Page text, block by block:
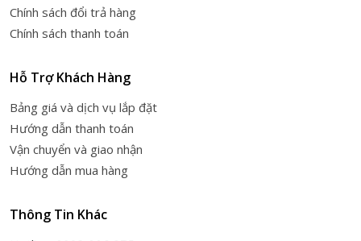
Chính sách đổi trả hàng
Chính sách thanh toán
Hỗ Trợ Khách Hàng
Bảng giá và dịch vụ lắp đặt
Hướng dẫn thanh toán
Vận chuyển và giao nhận
Hướng dẫn mua hàng
Thông Tin Khác